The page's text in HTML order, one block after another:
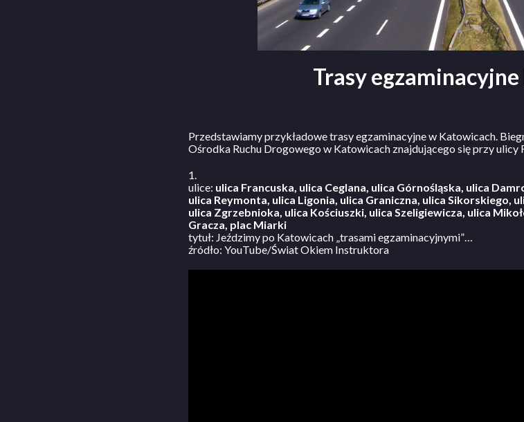
Trasy
Przedstawiamy przykładowe trasy egzaminacyjne w Katowicach.
Ośrodka Ruchu Drogowego w Katowicach znajdującego się przy ulicy
1.
ulice: ulica Francuska, ulica Ceglana, ulica Górnośląska, ulica
ulica Reymonta, ulica Ligonia, ulica Graniczna, ulica Sikorskiego,
ulica Zgrzebnioka, ulica Kościuszki, ulica Szeligiewicza, ulica
Gracza, plac Miarki
tytuł: Jeździmy po Katowicach „trasami egzaminacyjnymi”…
źródło: YouTube/Świat Okiem Instruktora